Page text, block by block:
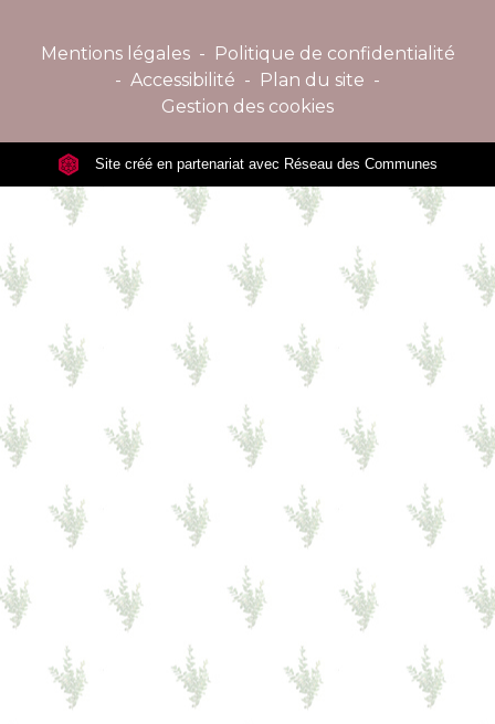
Mentions légales - Politique de confidentialité
- Accessibilité - Plan du site -
Gestion des cookies
Site créé en partenariat avec Réseau des Communes